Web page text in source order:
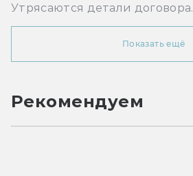
Утрясаются детали договора.
Показать ещё
Рекомендуем